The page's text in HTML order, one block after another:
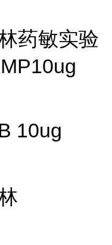
药敏实验
10ug